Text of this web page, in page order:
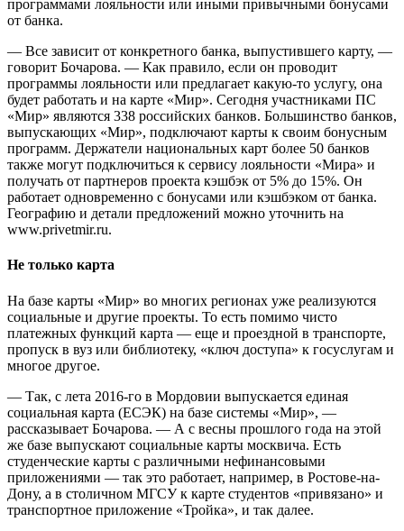
программами лояльности или иными привычными бонусами
от банка.
— Все зависит от конкретного банка, выпустившего карту, —
говорит Бочарова. — Как правило, если он проводит
программы лояльности или предлагает какую-то услугу, она
будет работать и на карте «Мир». Сегодня участниками ПС
«Мир» являются 338 российских банков. Большинство банков,
выпускающих «Мир», подключают карты к своим бонусным
программ. Держатели национальных карт более 50 банков
также могут подключиться к сервису лояльности «Мира» и
получать от партнеров проекта кэшбэк от 5% до 15%. Он
работает одновременно с бонусами или кэшбэком от банка.
Географию и детали предложений можно уточнить на
www.privetmir.ru.
Не только карта
На базе карты «Мир» во многих регионах уже реализуются
социальные и другие проекты. То есть помимо чисто
платежных функций карта — еще и проездной в транспорте,
пропуск в вуз или библиотеку, «ключ доступа» к госуслугам и
многое другое.
— Так, с лета 2016-го в Мордовии выпускается единая
социальная карта (ЕСЭК) на базе системы «Мир», —
рассказывает Бочарова. — А с весны прошлого года на этой
же базе выпускают социальные карты москвича. Есть
студенческие карты с различными нефинансовыми
приложениями — так это работает, например, в Ростове-на-
Дону, а в столичном МГСУ к карте студентов «привязано» и
транспортное приложение «Тройка», и так далее.